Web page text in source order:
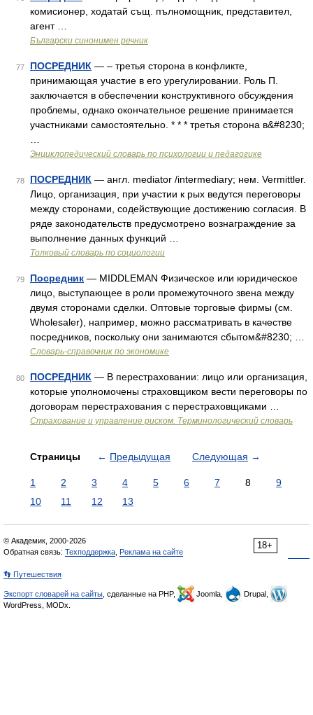
комисионер, ходатай същ. пълномощник, представител,
агент …
Български синонимен речник
77 ПОСРЕДНИК — – третья сторона в конфликте,
принимающая участие в его урегулировании. Роль П.
заключается в обеспечении конструктивного обсуждения
проблемы, однако окончательное решение принимается
участниками самостоятельно. * * * третья сторона в&#8230;
Энциклопедический словарь по психологии и педагогике
78 ПОСРЕДНИК — англ. mediator /intermediary; нем. Vermittler.
Лицо, организация, при участии к рых ведутся переговоры
между сторонами, содействующие достижению согласия. В
ряде законодательств предусмотрено вознаграждение за
выполнение данных функций …
Толковый словарь по социологии
79 Посредник — MIDDLEMAN Физическое или юридическое
лицо, выступающее в роли промежуточного звена между
двумя сторонами сделки. Оптовые торговые фирмы (см.
Wholesaler), например, можно рассматривать в качестве
посредников, поскольку они занимаются сбытом&#8230; …
Словарь-справочник по экономике
80 ПОСРЕДНИК — В перестраховании: лицо или организация,
которые уполномочены страховщиком вести переговоры по
договорам перестрахования с перестраховщиками …
Страхование и управление риском. Терминологический словарь
Страницы ← Предыдущая Следующая →
1 2 3 4 5 6 7 8
9
10
11 12 13
18+
© Академик, 2000-2026
Обратная связь: Техподдержка Реклама на сайте
👣 Путешествия
Экспорт словарей на сайты , сделанные на PHP, Joomla,
Drupal,
WordPress, MODx.